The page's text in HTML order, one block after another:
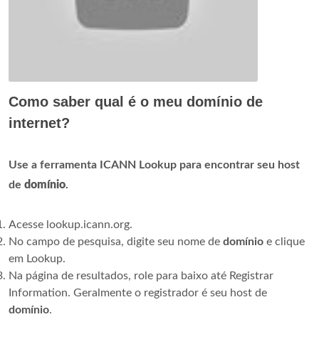
Como saber qual é o meu domínio de
internet?
Use a ferramenta ICANN Lookup para encontrar seu host
de domínio.
Acesse lookup.icann.org.
No campo de pesquisa, digite seu nome de domínio e clique
em Lookup.
Na página de resultados, role para baixo até Registrar
Information. Geralmente o registrador é seu host de
domínio.